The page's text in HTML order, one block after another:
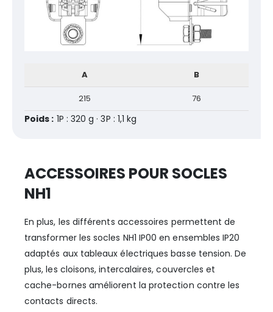
A B
215 76
Poids : 1P : 320 g · 3P : 1,1 kg
ACCESSOIRES POUR SOCLES
NH1
En plus, les différents accessoires permettent de
transformer les socles NH1 IP00 en ensembles IP20
adaptés aux tableaux électriques basse tension. De
plus, les cloisons, intercalaires, couvercles et
cache-bornes améliorent la protection contre les
contacts directs.